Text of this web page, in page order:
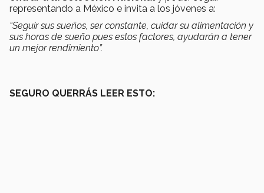
representando a México e invita a los jóvenes a:
“Seguir sus sueños, ser constante, cuidar su alimentación y
sus horas de sueño pues estos factores, ayudarán a tener
un mejor rendimiento”.
SEGURO QUERRÁS LEER ESTO: